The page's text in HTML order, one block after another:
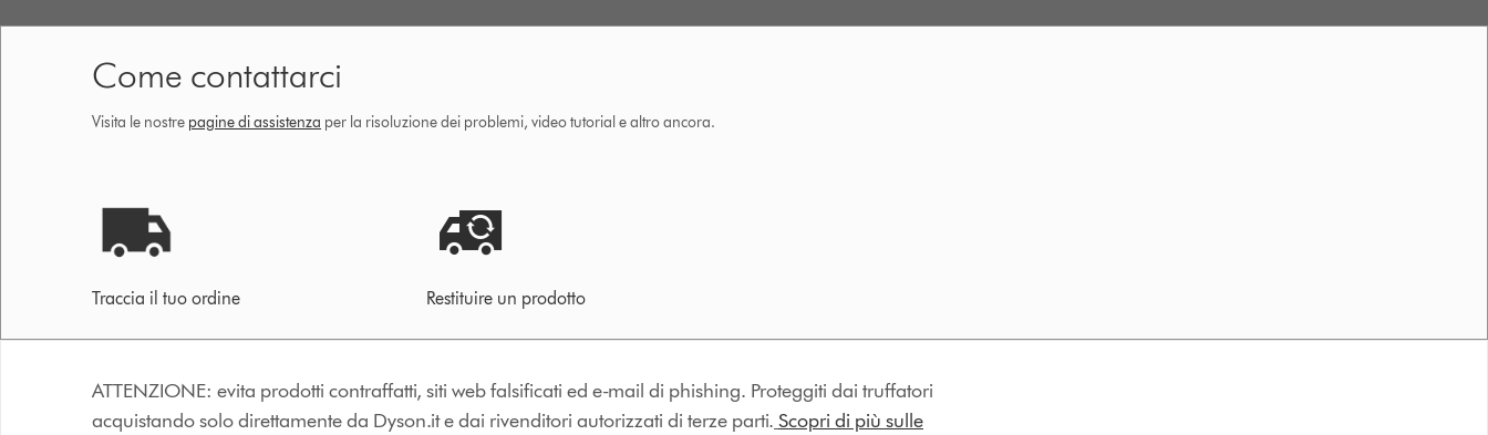
Come contattarci
Visita le nostre pagine di assistenza per la risoluzione dei problemi, video tutorial e altro ancora.
Traccia il tuo ordine Restituire un prodotto
ATTENZIONE: evita prodotti contraffatti, siti web falsificati ed e-mail di phishing. Proteggiti dai truffatori
acquistando solo direttamente da Dyson.it e dai rivenditori autorizzati di terze parti. Scopri di più sulle